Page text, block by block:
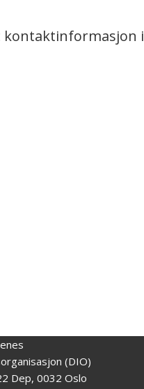
i
(DIO)
Dep, 0032 Oslo